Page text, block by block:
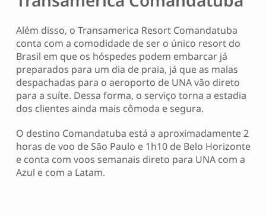
Além disso, o Transamerica Resort Comandatuba
conta com a comodidade de ser o único resort do
Brasil em que os hóspedes podem embarcar já
preparados para um dia de praia, já que as malas
despachadas para o aeroporto de UNA vão direto
para a suíte. Dessa forma, o serviço torna a estadia
dos clientes ainda mais cômoda e segura.
O destino Comandatuba está a aproximadamente 2
horas de voo de São Paulo e 1h10 de Belo Horizonte
e conta com voos semanais direto para UNA com a
Azul e com a Latam.